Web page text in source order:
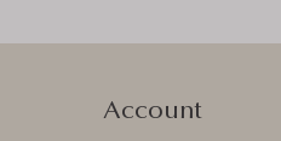
Account